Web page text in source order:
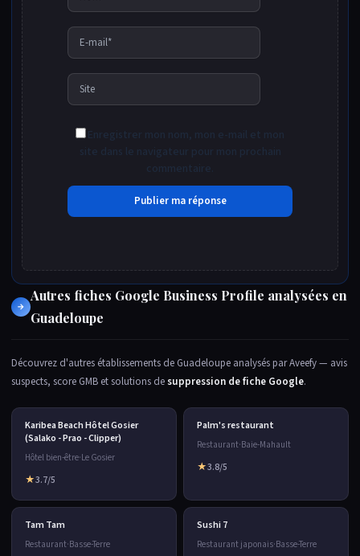
E-
mail*
Site
Enregistrer mon nom, mon e-mail et mon
site dans le navigateur pour mon prochain
commentaire.
→
Autres fiches Google Business Profile analysées en
Guadeloupe
Découvrez d'autres établissements de Guadeloupe analysés par Aveefy — avis
suspects, score GMB et solutions desuppression de fiche Google.
Karibea Beach Hôtel Gosier
(Salako - Prao - Clipper)
Hôtel bien-être·Le Gosier
★3.7/5
Palm's restaurant
Restaurant·Baie-Mahault
★3.8/5
Tam Tam
Restaurant·Basse-Terre
Sushi 7
Restaurant japonais·Basse-Terre